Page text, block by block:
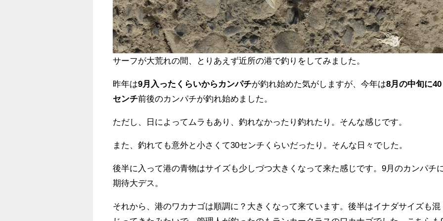
サーフが大荒れの間、とりあえず近所の港で釣りをしてみました。
昨年は9月入ったくらいからカンパチが釣れ始めた気がしますが、今年は8月の中旬に40
センチ前後のカンパチが釣れ始めました。
ただし、日によってムラもあり、釣れなかったり釣れたり。そんな感じです。
また、釣れても意外と小さくて30センチくらいだったり。そんな日々でした。
後半に入って港の青物はサイズも少しづつ大きくなって来た感じです。9月のカンパチ
期待大デス。
それから、港のワカナゴは順調に？大きくなって来ています。後半はイナダサイズも混